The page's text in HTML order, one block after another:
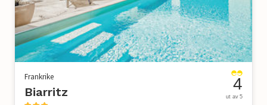
Frankrike
Biarritz 4
ut av 5